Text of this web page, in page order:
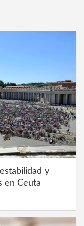
y
en Ceuta